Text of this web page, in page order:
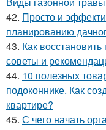
42. Просто и
планированию
43. Как
советы и
44. 10 полезных
подоконнике. Как
квартире?
45. С чего начать